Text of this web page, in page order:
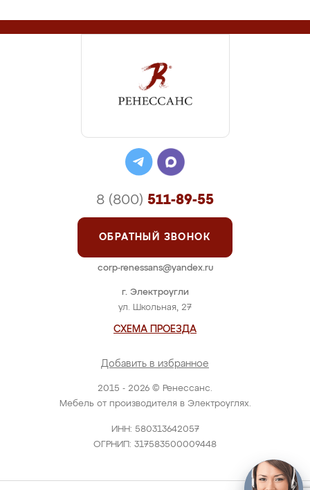
2015 - 2026 © Ренессанс.
Мебель от производителя в Электроуглях.
ИНН: 580313642057
ОГРНИП: 317583500009448
г. Электроугли
ул. Школьная, 27
СХЕМА ПРОЕЗДА
Добавить в избранное
8 (800) 511-89-55
ОБРАТНЫЙ ЗВОНОК
corp-renessans@yandex.ru